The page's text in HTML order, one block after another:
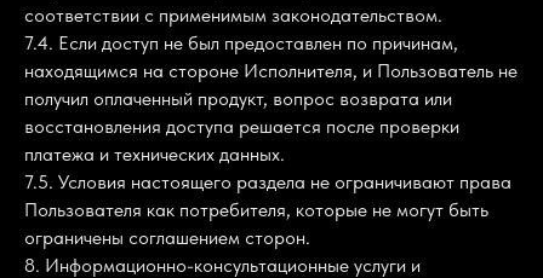
соответствии с применимым законодательством.
7.4. Если доступ не был предоставлен по причинам,
находящимся на стороне Исполнителя, и Пользователь не
получил оплаченный продукт, вопрос возврата или
восстановления доступа решается после проверки
платежа и технических данных.
7.5. Условия настоящего раздела не ограничивают права
Пользователя как потребителя, которые не могут быть
ограничены соглашением сторон.
8. Информационно-консультационные услуги и